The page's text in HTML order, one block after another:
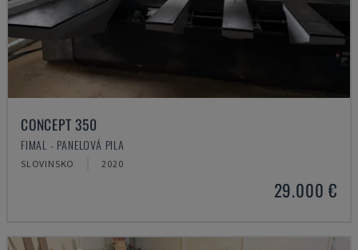
CONCEPT 350
FIMAL - PANELOVÁ PILA
SLOVINSKO 2020
29.000 €